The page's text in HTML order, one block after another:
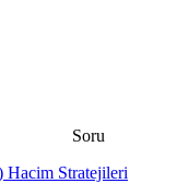
Soru
Hacim Stratejileri